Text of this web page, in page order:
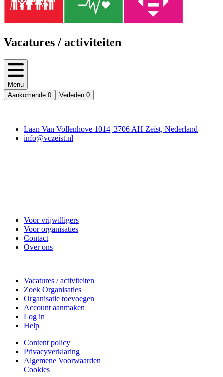
Vacatures / activiteiten
Menu
Aankomende 0 Verleden 0
Laan Van Vollenhove 1014, 3706 AH Zeist, Nederland
info@vczeist.nl
Voor vrijwilligers
Voor organisaties
Contact
Over ons
Vacatures / activiteiten
Zoek Organisaties
Organisatie toevoegen
Account aanmaken
Log in
Help
Content policy
Privacyverklaring
Algemene Voorwaarden
Cookies